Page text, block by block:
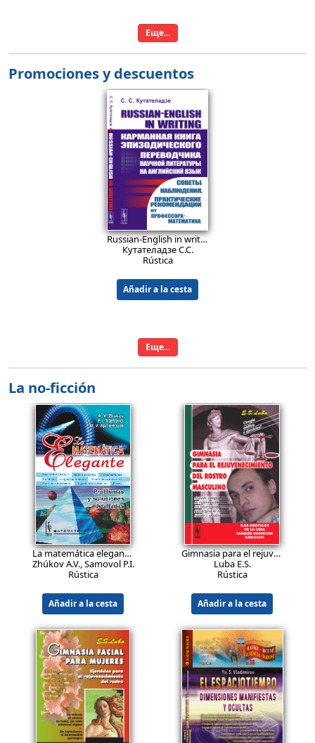
Lecciones de Matemática: Contraejemplos y paradojas: Números y conjuntos. Medida y categoría. Análisis matemático clásico. Espacios métricos. Teoría de probabilidades. Indecidibilidad algorítmica. Problemática discreta. Sistemas dinámicos. Juegos y teoría de las elecciones. Topología. Optimización.
Añadir a la cesta Añadir a la cesta
36.9EUR
Shvilkin B.N., Miskínova N.A.
Rústica
Añadir a la cesta
39.9EUR
Lecciones de teoría de grafos
Iemiélichev V.A., Miélnikov
Rústica
Añadir a la cesta
43.9EUR
Sistemas de numeración: Materiales didácticos, recreativos y de programación. Más de 100 problemas sobre sistemas de numeración. Trucos, rompecabezas, datos históricos. Problemas de olimpiadas. Problemas de los exámenes estatales de informática (acceso a la universidad).
Zlatopolski D.M.
Rústica
Añadir a la cesta
29.9EUR
Teoría de grafos para todos: Un libro con el que aprenderás teoría de grafos y te será de gran ayuda para enseñar a otros.
Miélnikov O.I.
Rústica
Añadir a la cesta
Еще...
Promociones y descuentos
14.9 EUR
Russian-English in writing: Карманная книга эпизодического переводчика научной литературы (математической — в первую очередь) на английский язык. Советы, наблюдения, практические рекомендации от профессора-математика.
Кутателадзе С.С.
Rústica
Añadir a la cesta
Еще...
La no-ficción
19.9EUR
La matemática elegante. Problemas y soluciones detalladas
Zhúkov A.V., Samovol P.I., Applebaum M.V.
Rústica
Añadir a la cesta
14.9EUR
Gimnasia para el rejuvenecimiento del rostro masculino
Luba E.S.
Rústica
Añadir a la cesta